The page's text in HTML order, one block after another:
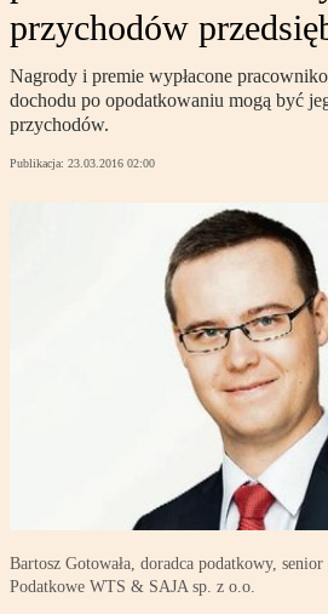
przychodów
Nagrody i premie wypłacone
dochodu po opodatkowaniu mogą być
przychodów.
Publikacja: 23.03.2016 02:00
Bartosz Gotowała, doradca podatkowy,
Podatkowe WTS & SAJA sp. z o.o.